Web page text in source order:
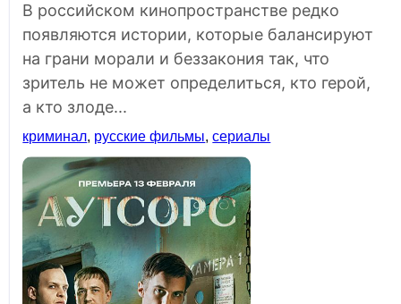
В российском кинопространстве редко
появляются истории, которые балансируют
на грани морали и беззакония так, что
зритель не может определиться, кто герой,
а кто злоде...
криминал, русские фильмы,сериалы